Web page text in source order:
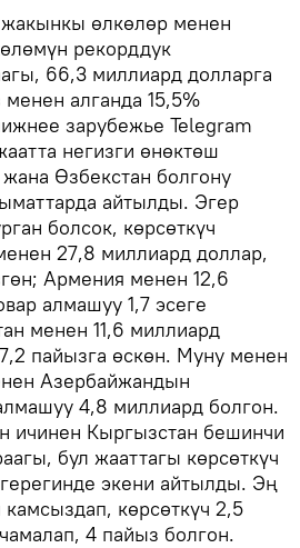
өлкөлөр менен
рекорддук
66,3 миллиард долларга
алганда 15,5%
зарубежье Telegram
негизги өнөктөш
Өзбекстан болгону
айтылды. Эгер
болсок, көрсөткүч
27,8 миллиард доллар,
Армения менен 12,6
алмашуу 1,7 эсеге
менен 11,6 миллиард
пайызга өскөн. Муну менен
Азербайжандын
4,8 миллиард болгон.
ичинен Кыргызстан бешинчи
бул жааттагы көрсөткүч
экени айтылды. Эң
камсыздап, көрсөткүч 2,5
4 пайыз болгон.